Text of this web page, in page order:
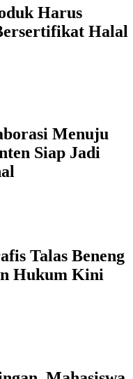
Harus
Halal
Menuju
Siap Jadi
Talas Beneng
Hukum Kini